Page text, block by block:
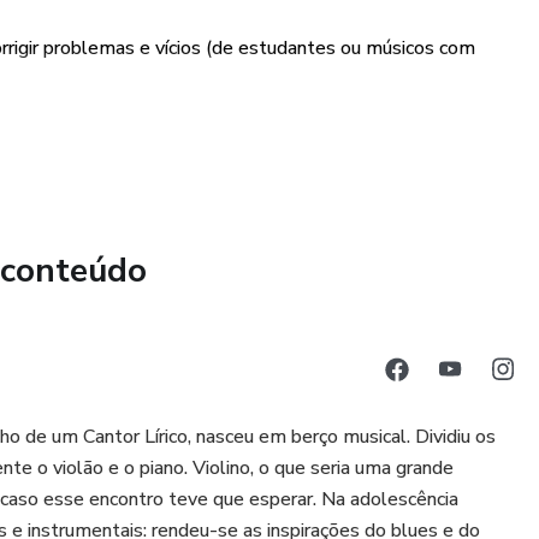
problemas e vícios (de estudantes ou músicos com
e permitir evolução na música com mais eficiência.
com muito foco).
contínua.
de um Cantor Lírico, nasceu em berço musical. Dividiu os
o violão e o piano. Violino, o que seria uma grande
esse encontro teve que esperar. Na adolescência
instrumentais: rendeu-se as inspirações do blues e do